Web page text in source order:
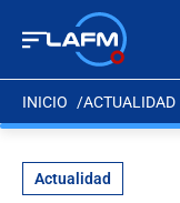
INICIO ACTUALIDAD
Actualidad